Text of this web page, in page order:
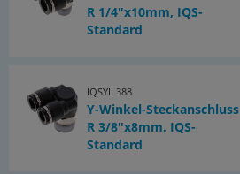
R 1/4"x10mm, IQS-
Standard
IQSYL 388
Y-Winkel-Steckanschluss
R 3/8"x8mm, IQS-
Standard